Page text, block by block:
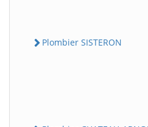
Plombier SISTERON